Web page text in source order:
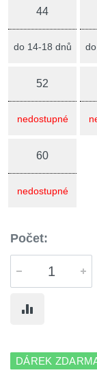
44
do 14-18 dnů
52
nedostupné
60
nedostupné
Počet:
DÁREK